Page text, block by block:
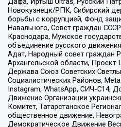
Новокузнецк/РПК, Сибирский
борьбы с коррупцией, Фонд
Навального, Совет граждан
Краснодара, Мужское
объединение русского
Адат, Народный совет граждан
Архангельской области,
Держава Союз Советских
Социалистических Районов,
Instagram, WhatsApp, СИЧ-С14,
Движение Организации
Комитет, Татарстанское
общественное движение,
Демократическое Движение